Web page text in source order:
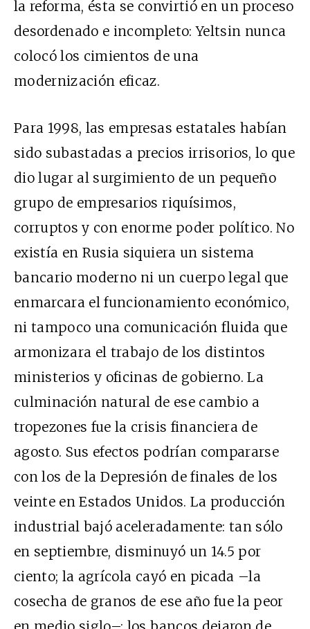
la reforma, ésta se convirtió en un proceso
desordenado e incompleto: Yeltsin nunca
colocó los cimientos de una
modernización eficaz.
Para 1998, las empresas estatales habían
sido subastadas a precios irrisorios, lo que
dio lugar al surgimiento de un pequeño
grupo de empresarios riquísimos,
corruptos y con enorme poder político. No
existía en Rusia siquiera un sistema
bancario moderno ni un cuerpo legal que
enmarcara el funcionamiento económico,
ni tampoco una comunicación fluida que
armonizara el trabajo de los distintos
ministerios y oficinas de gobierno. La
culminación natural de ese cambio a
tropezones fue la crisis financiera de
agosto. Sus efectos podrían compararse
con los de la Depresión de finales de los
veinte en Estados Unidos. La producción
industrial bajó aceleradamente: tan sólo
en septiembre, disminuyó un 14.5 por
ciento; la agrícola cayó en picada –la
cosecha de granos de ese año fue la peor